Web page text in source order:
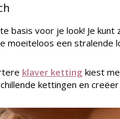
basis voor je look! Je
moeiteloos een stralende
klaver ketting kiest
kettingen en creëer